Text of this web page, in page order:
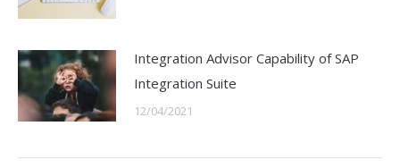
Integration Advisor Capability of SAP
Integration Suite
12/04/2021